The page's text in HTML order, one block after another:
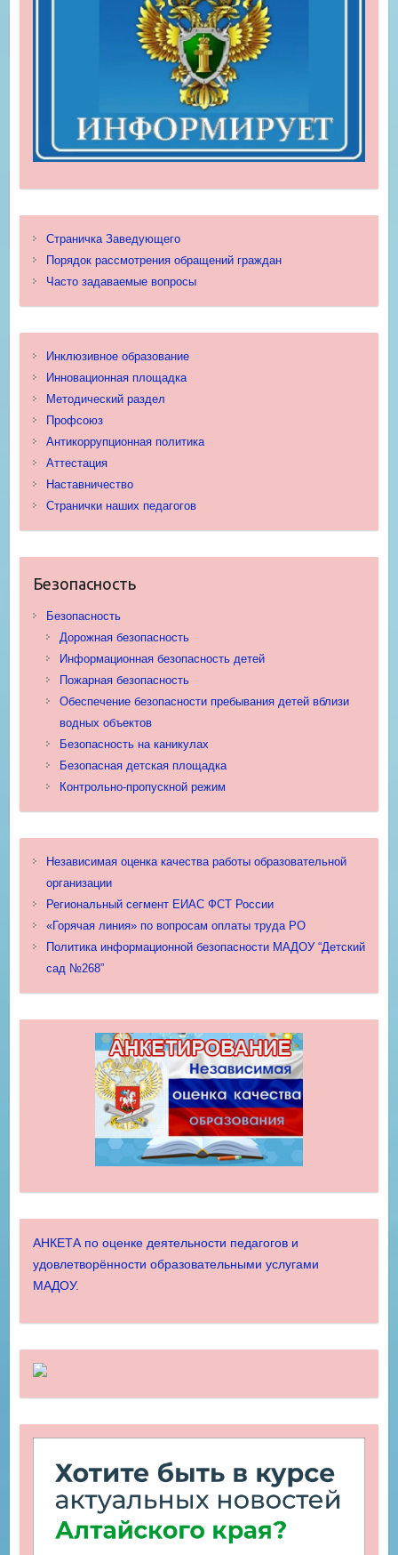
Страничка Заведующего
Порядок рассмотрения обращений граждан
Часто задаваемые вопросы
Инклюзивное образование
Инновационная площадка
Методический раздел
Профсоюз
Антикоррупционная политика
Аттестация
Наставничество
Странички наших педагогов
Безопасность
Безопасность
Дорожная безопасность
Информационная безопасность детей
Пожарная безопасность
Обеспечение безопасности пребывания детей вблизи
водных объектов
Безопасность на каникулах
Безопасная детская площадка
Контрольно-пропускной режим
Независимая оценка качества работы образовательной
организации
Региональный сегмент ЕИАС ФСТ России
«Горячая линия» по вопросам оплаты труда РО
Политика информационной безопасности МАДОУ “Детский
сад №268”
АНКЕТА по оценке деятельности педагогов и
удовлетворённости образовательными услугами
МАДОУ.